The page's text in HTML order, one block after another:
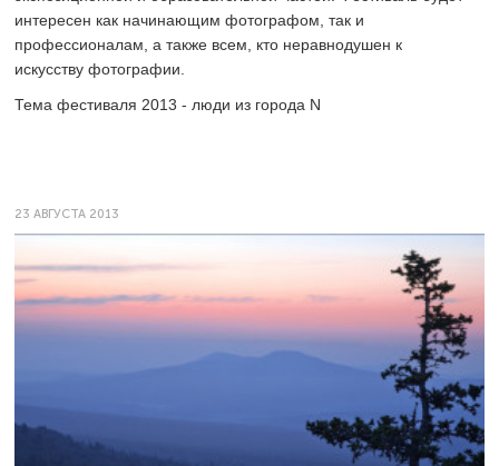
интересен как начинающим фотографом, так и
профессионалам, а также всем, кто неравнодушен к
искусству фотографии.
Тема фестиваля 2013 - люди из города N
23 АВГУСТА 2013